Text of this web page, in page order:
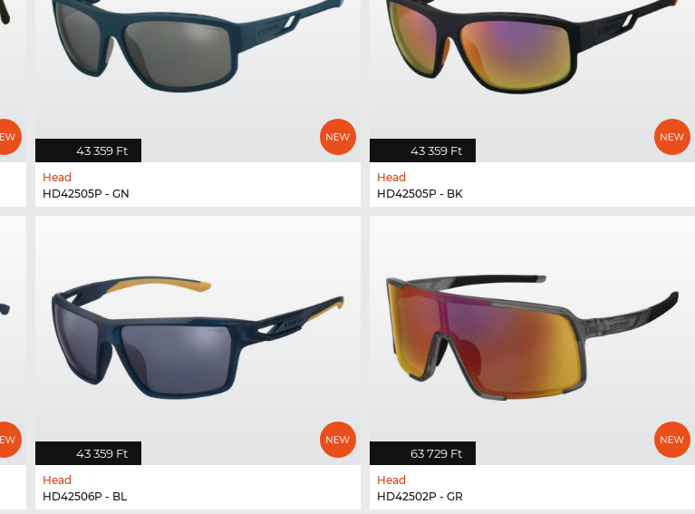
43 359 Ft
Head
HD42505P - GN
43 359 Ft
Head
HD42505P - BK
43 359 Ft
Head
HD42506P - BL
63 729 Ft
Head
HD42502P - GR